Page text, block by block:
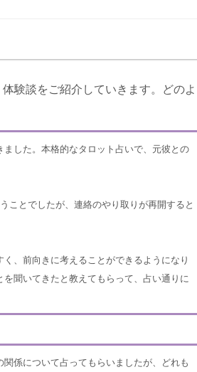
験談をご紹介していきます。どのよ
した。本格的なタロット占いで、元彼との
ことでしたが、連絡のやり取りが再開すると
、前向きに考えることができるようになり
聞いてきたと教えてもらって、占い通りに
係について占ってもらいましたが、どれも